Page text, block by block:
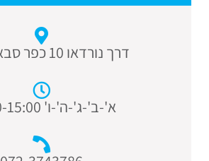
דרך נורדאו 10 כפר סבא 44102
א'-ב'-ג'-ה'-ו' 08:00-15:00